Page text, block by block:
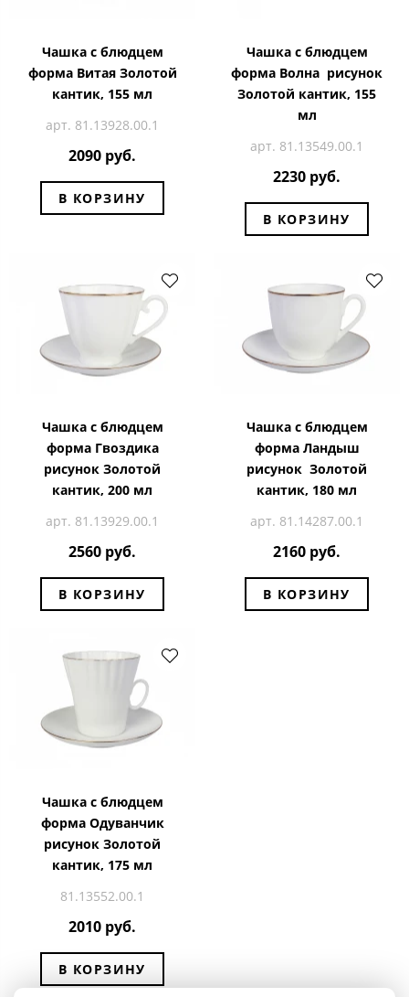
Чашка с блюдцем
форма Витая Золотой
кантик, 155 мл
арт. 81.13928.00.1
2090 руб.
В КОРЗИНУ
Чашка с блюдцем
форма Волна рисунок
Золотой кантик, 155
мл
арт. 81.13549.00.1
2230 руб.
В КОРЗИНУ
Чашка с блюдцем
форма Гвоздика
рисунок Золотой
кантик, 200 мл
арт. 81.13929.00.1
2560 руб.
В КОРЗИНУ
Чашка с блюдцем
форма Ландыш
рисунок Золотой
кантик, 180 мл
арт. 81.14287.00.1
2160 руб.
В КОРЗИНУ
Чашка с блюдцем
форма Одуванчик
рисунок Золотой
кантик, 175 мл
81.13552.00.1
2010 руб.
В КОРЗИНУ